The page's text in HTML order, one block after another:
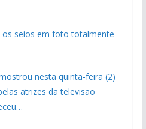
os seios em foto totalmente
nesta quinta-feira (2)
atrizes da televisão